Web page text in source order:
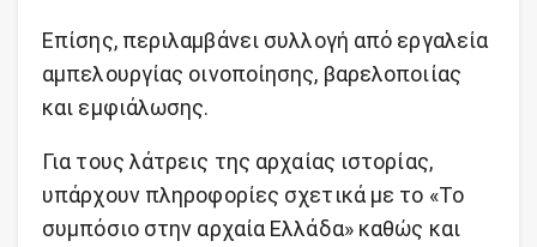
Επίσης, περιλαμβάνει συλλογή από εργαλεία
αμπελουργίας οινοποίησης, βαρελοποιίας
και εμφιάλωσης.
Για τους λάτρεις της αρχαίας ιστορίας,
υπάρχουν πληροφορίες σχετικά με το «Το
συμπόσιο στην αρχαία Ελλάδα» καθώς και